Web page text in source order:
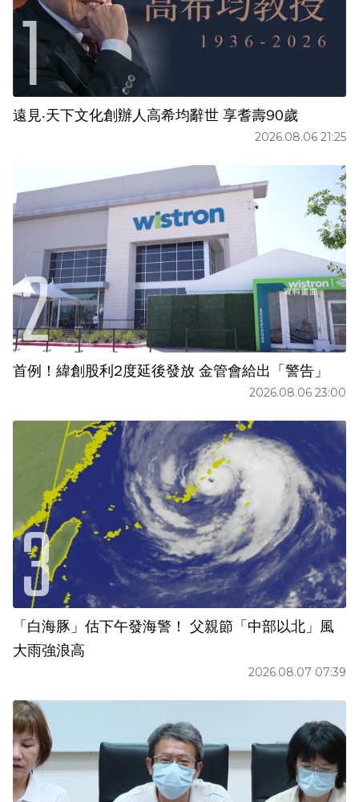
遠見‧天下文化創辦人高希均辭世 享耆壽90歲
2026.08.06 21:25
首例！緯創股利2度延後發放 金管會給出「警告」
2026.08.06 23:00
「白海豚」估下午發海警！ 父親節「中部以北」風
大雨強浪高
2026.08.07 07:39